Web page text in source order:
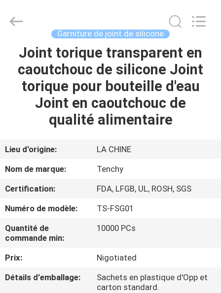
MAISON
PRODUITS
DE
NOUS
VISITE
D'USINE
CONTRÔLE
DE
QUALITÉ
silicone
Shenzhen
Silicone&Rubber
Garniture de joint de silicone
Joint torique transparent en
caoutchouc de silicone Joint
torique pour bouteille d'eau
Joint en caoutchouc de
qualité alimentaire
Lieu d'origine:
LA CHINE
Nom de marque:
Tenchy
Certification:
FDA, LFGB, UL, ROSH, SGS
Numéro de modèle:
TS-FSG01
Quantité de
commande min:
10000 PCs
Prix:
Nigotiated
Détails d'emballage:
Sachets en plastique d'Opp et
carton standard.